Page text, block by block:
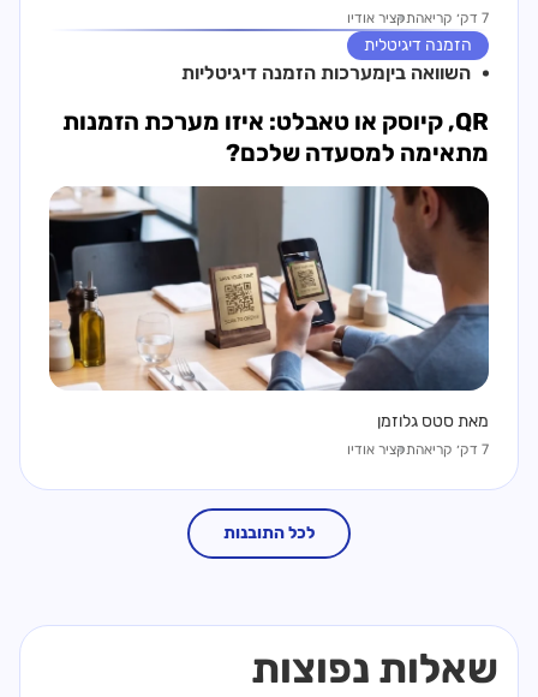
7 דק׳ קריאה תקציר אודיו
הזמנה דיגיטלית
השוואה ביןמערכות הזמנה דיגיטליות
QR, קיוסק או טאבלט: איזו מערכת הזמנות
מתאימה למסעדה שלכם?
מאת סטס גלוזמן
7 דק׳ קריאה תקציר אודיו
לכל התובנות
שאלות נפוצות